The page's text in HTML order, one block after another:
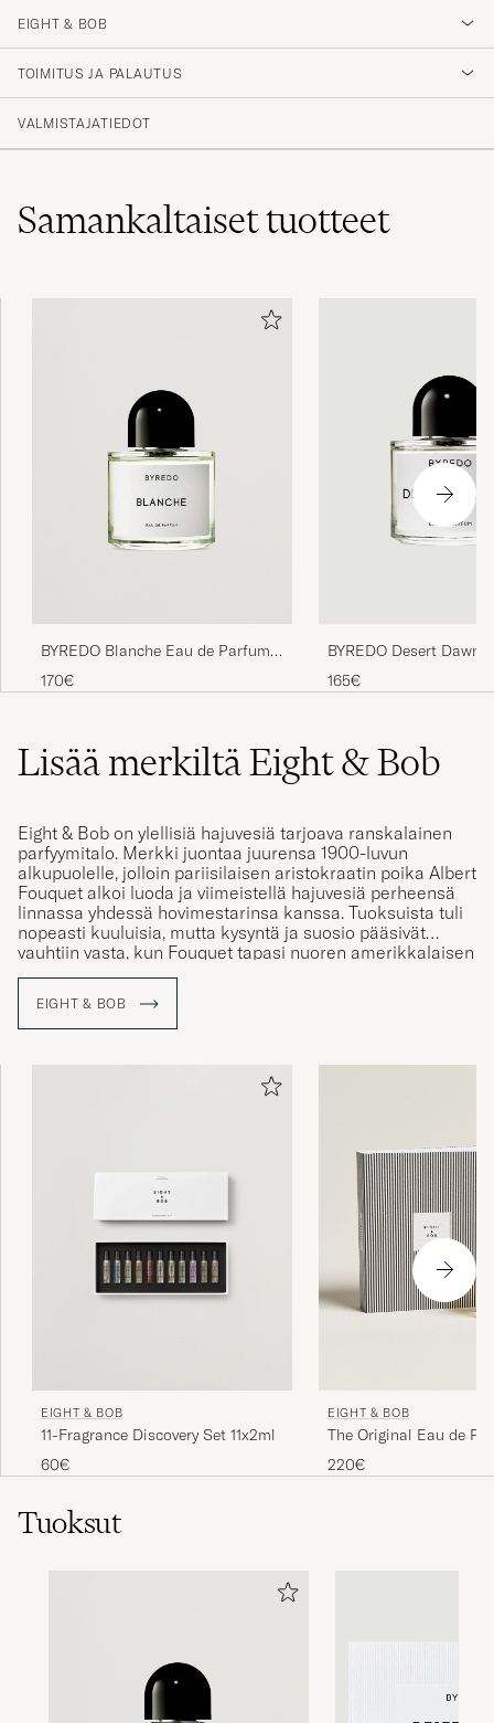
2
EIGHT & BOB
TOIMITUS JA PALAUTUS
VALMISTAJATIEDOT
Samankaltaisettuotteet
BYREDO Blanche Eau de Parfum
50ml
170€
BYREDO Desert Dawn
Parfum 50ml
165€
Lisää merkiltä Eight & Bob
Eight & Bob on ylellisiä hajuvesiä tarjoava ranskalainen
parfyymitalo. Merkki juontaa juurensa 1900-luvun
alkupuolelle, jolloin pariisilaisen aristokraatin poika Albert
Fouquet alkoi luoda ja viimeistellä hajuvesiä perheensä
linnassa yhdessä hovimestarinsa kanssa. Tuoksuista tuli
nopeasti kuuluisia, mutta kysyntä ja suosio pääsivät
vauhtiin vasta, kun Fouquet tapasi nuoren amerikkalaisen
Nimi ”Eight & Bob” tulee merkin ensimmäisestä, JFK:ltä
saamastaan tilauksesta, joka kuului seuraavasti: ”Eight
EIGHT & BOB
EIGHT & BOB
11-Fragrance Discovery Set 11x2ml
60€
EIGHT & BOB
The Original Eau de
220€
Tuoksut